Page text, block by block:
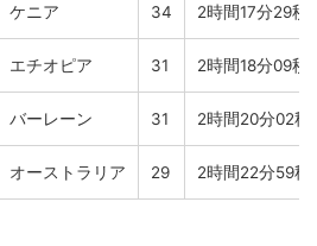
ケニア 34 2時間17分29秒
エチオピア 31 2時間18分09秒
バーレーン 31 2時間20分02秒
オーストラリア 29 2時間22分59秒